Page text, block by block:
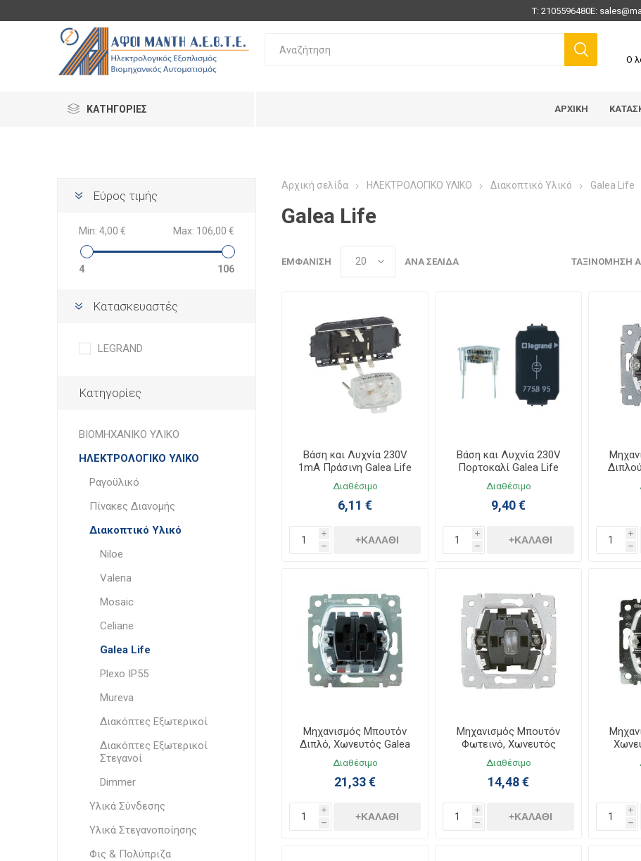
Τ:2105596480E:
Ο
ΚΑΤΗΓΟΡΊΕΣ ΑΡΧΙΚΉ
Εύρος τιμής
Min: 4,00 € Max: 106,00 €
4 106
Κατασκευαστές
LEGRAND
Κατηγορίες
ΒΙΟΜΗΧΑΝΙΚΟ ΥΛΙΚΟ
ΗΛΕΚΤΡΟΛΟΓΙΚΟ ΥΛΙΚΟ
Ραγοϋλικό
Πίνακες Διανομής
Διακοπτικό Υλικό
Niloe
Valena
Mosaic
Celiane
Galea Life
Plexo IP55
Mureva
Διακόπτες Εξωτερικοί
Διακόπτες Εξωτερικοί
Στεγανοί
Dimmer
Υλικά Σύνδεσης
Υλικά Στεγανοποίησης
Φις & Πολύπριζα
Αρχική σελίδα ΗΛΕΚΤΡΟΛΟΓΙΚΟ ΥΛΙΚΟ Διακοπτικό Υλικό Galea Life
Galea Life
ΤΑΞΙΝΌΜΗΣΗ
ΕΜΦΆΝΙΣΗ ΑΝΆ ΣΕΛΊΔΑ
Βάση και Λυχνία 230V
1mA Πράσινη Galea Life
775893
Διαθέσιμο
6,11 €
i
h
+ΚΑΛΆΘΙ
Βάση και Λυχνία 230V
Πορτοκαλί Galea Life
775895
Διαθέσιμο
9,40 €
i
h
+ΚΑΛΆΘΙ
i
h
Μηχανισμός Μπουτόν
Διπλό, Χωνευτός Galea
Life 775818
Διαθέσιμο
21,33 €
i
h
+ΚΑΛΆΘΙ
Μηχανισμός Μπουτόν
Φωτεινό, Χωνευτός
Galea Life 775813
Διαθέσιμο
14,48 €
i
h
+ΚΑΛΆΘΙ
i
h